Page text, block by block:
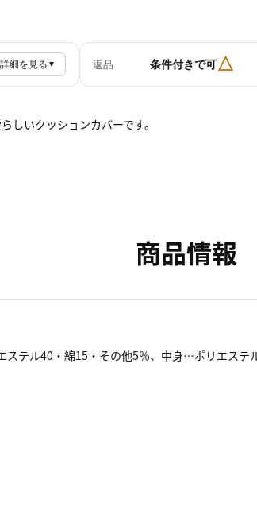
詳細を見る ▼ 返品 条件付きで可△
しいクッションカバーです。
商品情報
テル40・綿15・その他5％、中身…ポリエステ